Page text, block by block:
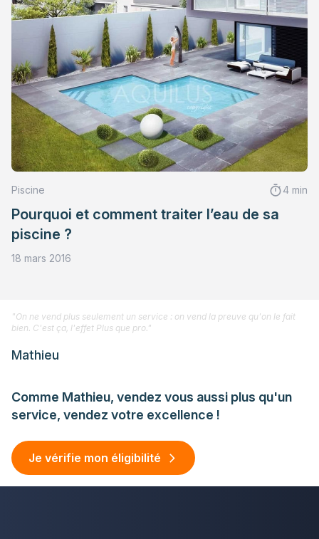
Piscine 4 min
Pourquoi et comment traiter l’eau de sa
piscine ?
18 mars 2016
Comme Mathieu, vendez vous aussi plus qu'un
service, vendez votre excellence !
Je vérifie mon éligibilité
"On ne vend plus seulement un service : on vend la preuve qu'on le fait
bien. C'est ça, l'effet Plus que pro."
Mathieu